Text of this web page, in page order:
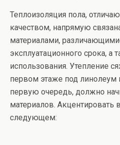
Теплоизоляция пола,
качеством, напрямую
материалами,
эксплуатационного срока, а
использования. Утепление
первом этаже под линолеум
первую очередь, должно
материалов. Акцентировать
следующем: